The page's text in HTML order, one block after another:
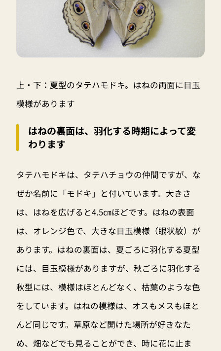
上・下：夏型のタテハモドキ。はねの両面に目玉
模様があります
はねの裏面は、羽化する時期によって変
わります
タテハモドキは、タテハチョウの仲間ですが、な
ぜか名前に「モドキ」と付いています。大きさ
は、はねを広げると4.5㎝ほどです。はねの表面
は、オレンジ色で、大きな目玉模様（眼状紋）が
あります。はねの裏面は、夏ごろに羽化する夏型
には、目玉模様がありますが、秋ごろに羽化する
秋型には、模様はほとんどなく、枯葉のような色
をしています。はねの模様は、オスもメスもほと
んど同じです。草原など開けた場所が好きなた
め、畑などでも見ることができ、時に花に止ま